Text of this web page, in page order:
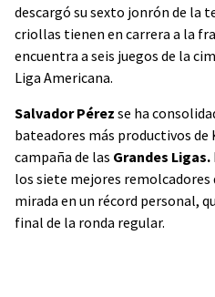
descargó su sexto jonrón de la
criollas tienen en carrera a la
encuentra a seis juegos de la
Liga Americana.
Salvador Pérez se ha
bateadores más productivos de
campaña de las Grandes Ligas.
los siete mejores remolcadores
mirada en un récord personal,
final de la ronda regular.